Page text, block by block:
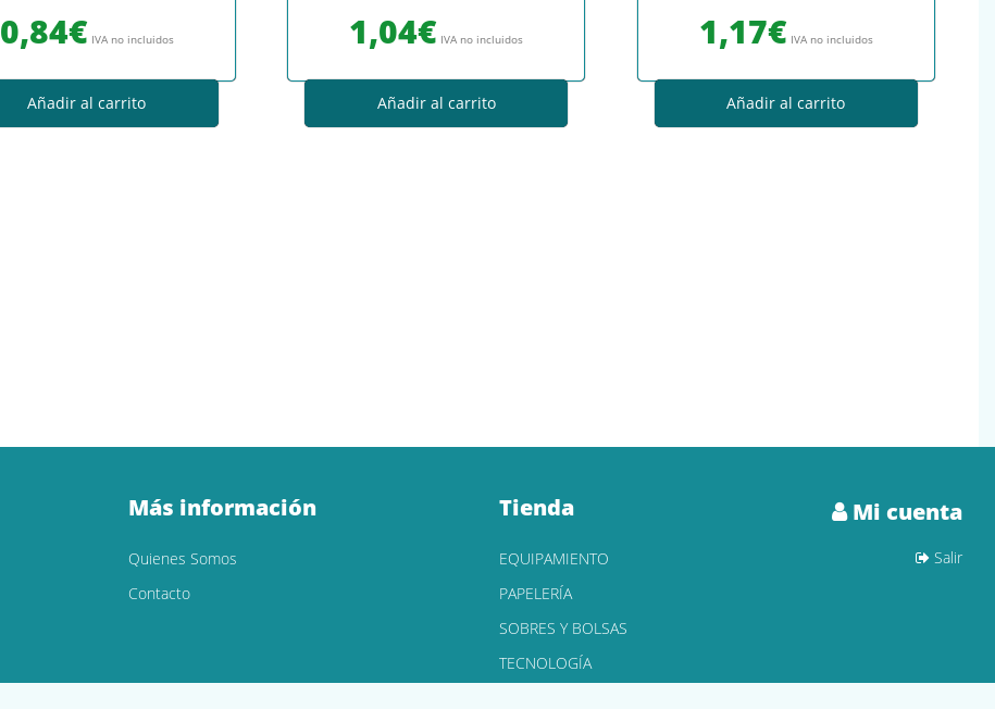
0,84€ IVA no incluidos
Añadir al carrito
1,04€ IVA no incluidos
Añadir al carrito
1,17€ IVA no incluidos
Añadir al carrito
Más información
Quienes Somos
Contacto
Tienda
EQUIPAMIENTO
PAPELERÍA
SOBRES Y BOLSAS
TECNOLOGÍA
Mi cuenta
Salir